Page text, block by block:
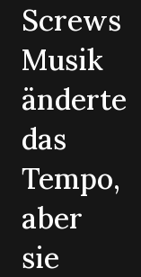
Screws
Musik
änderte
das
Tempo,
aber
sie